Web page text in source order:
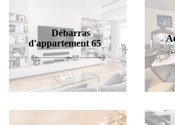
Débarras
d'appartement 65